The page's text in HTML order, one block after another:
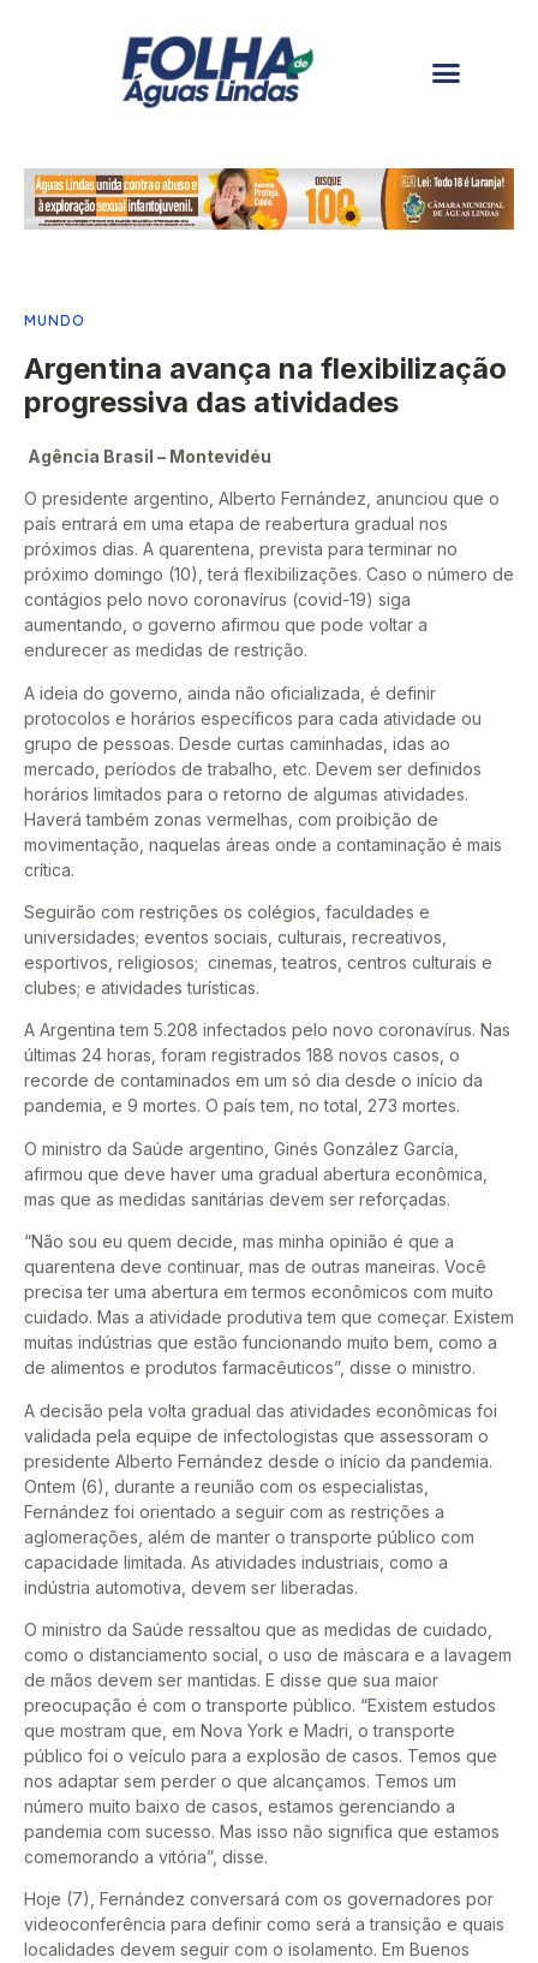
MUNDO
Argentina avança na flexibilização
progressiva das atividades
Agência Brasil – Montevidéu
O presidente argentino, Alberto Fernández, anunciou que o
país entrará em uma etapa de reabertura gradual nos
próximos dias. A quarentena, prevista para terminar no
próximo domingo (10), terá flexibilizações. Caso o número de
contágios pelo novo coronavírus (covid-19) siga
aumentando, o governo afirmou que pode voltar a
endurecer as medidas de restrição.
A ideia do governo, ainda não oficializada, é definir
protocolos e horários específicos para cada atividade ou
grupo de pessoas. Desde curtas caminhadas, idas ao
mercado, períodos de trabalho, etc. Devem ser definidos
horários limitados para o retorno de algumas atividades.
Haverá também zonas vermelhas, com proibição de
movimentação, naquelas áreas onde a contaminação é mais
crítica.
Seguirão com restrições os colégios, faculdades e
universidades; eventos sociais, culturais, recreativos,
esportivos, religiosos; cinemas, teatros, centros culturais e
clubes; e atividades turísticas.
A Argentina tem 5.208 infectados pelo novo coronavírus. Nas
últimas 24 horas, foram registrados 188 novos casos, o
recorde de contaminados em um só dia desde o início da
pandemia, e 9 mortes. O país tem, no total, 273 mortes.
O ministro da Saúde argentino, Ginés González García,
afirmou que deve haver uma gradual abertura econômica,
mas que as medidas sanitárias devem ser reforçadas.
“Não sou eu quem decide, mas minha opinião é que a
quarentena deve continuar, mas de outras maneiras. Você
precisa ter uma abertura em termos econômicos com muito
cuidado. Mas a atividade produtiva tem que começar. Existem
muitas indústrias que estão funcionando muito bem, como a
de alimentos e produtos farmacêuticos”, disse o ministro.
A decisão pela volta gradual das atividades econômicas foi
validada pela equipe de infectologistas que assessoram o
presidente Alberto Fernández desde o início da pandemia.
Ontem (6), durante a reunião com os especialistas,
Fernández foi orientado a seguir com as restrições a
aglomerações, além de manter o transporte público com
capacidade limitada. As atividades industriais, como a
indústria automotiva, devem ser liberadas.
O ministro da Saúde ressaltou que as medidas de cuidado,
como o distanciamento social, o uso de máscara e a lavagem
de mãos devem ser mantidas. E disse que sua maior
preocupação é com o transporte público. “Existem estudos
que mostram que, em Nova York e Madri, o transporte
público foi o veículo para a explosão de casos. Temos que
nos adaptar sem perder o que alcançamos. Temos um
número muito baixo de casos, estamos gerenciando a
pandemia com sucesso. Mas isso não significa que estamos
comemorando a vitória”, disse.
Hoje (7), Fernández conversará com os governadores por
videoconferência para definir como será a transição e quais
localidades devem seguir com o isolamento. Em Buenos